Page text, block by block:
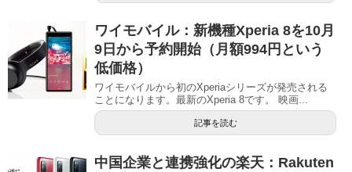
ワイモバイル：新機種Xperia 8を10月
9日から予約開始（月額994円という
低価格）
ワイモバイルから初のXperiaシリーズが発売される
ことになります。最新のXperia 8です。 映画...
記事を読む
中国企業と連携強化の楽天：Rakuten